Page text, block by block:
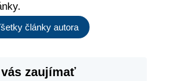
články autora
zaujímať